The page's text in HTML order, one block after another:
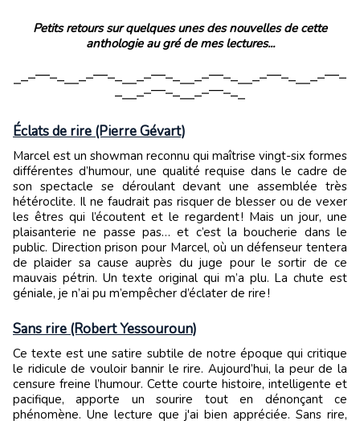
Petits retours sur quelques unes des nouvelles de cette
anthologie au gré de mes lectures...
⎽⎼⎻⎺⎺⎻⎼⎽⎽⎼⎻⎺⎺⎻⎼⎽⎽⎼⎻⎺⎺⎻⎼⎽⎽⎼⎻⎺⎺⎻⎼⎽⎽⎼⎻⎺⎺⎻⎼⎽⎽⎼⎻⎺⎺⎻
⎼⎽⎽⎼⎻⎺⎺⎻⎼⎽⎽⎼⎻⎺⎺⎻⎼⎽
Éclats de rire (Pierre Gévart)
Marcel est un showman reconnu qui maîtrise vingt-six formes
différentes d’humour, une qualité requise dans le cadre de
son spectacle se déroulant devant une assemblée très
hétéroclite. Il ne faudrait pas risquer de blesser ou de vexer
les êtres qui l’écoutent et le regardent ! Mais un jour, une
plaisanterie ne passe pas… et c’est la boucherie dans le
public. Direction prison pour Marcel, où un défenseur tentera
de plaider sa cause auprès du juge pour le sortir de ce
mauvais pétrin. Un texte original qui m’a plu. La chute est
géniale, je n’ai pu m’empêcher d’éclater de rire !
Sans rire (Robert Yessouroun)
Ce texte est une satire subtile de notre époque qui critique
le ridicule de vouloir bannir le rire. Aujourd’hui, la peur de la
censure freine l’humour. Cette courte histoire, intelligente et
pacifique, apporte un sourire tout en dénonçant ce
phénomène. Une lecture que j'ai bien appréciée. Sans rire,